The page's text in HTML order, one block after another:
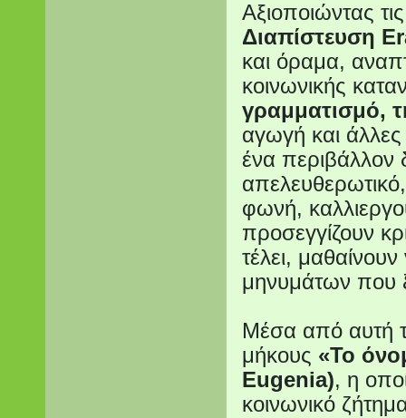
Αξιοποιώντας
Διαπίστευση
και όραμα,
κοινωνικής
γραμματισμό,
αγωγή και άλλες
ένα περιβάλλον
φωνή,
προσεγγίζουν
τέλει,
μηνυμάτων που
Μέσα από αυτή
μήκους «Το
Eugenia), η
κοινωνικό